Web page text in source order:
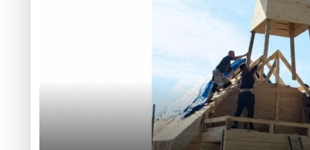
Eveniment special la Baia
„Zilele Moiseiului” se vor
Biblioteca Municipală
Muzeul de Mineralogie Baia